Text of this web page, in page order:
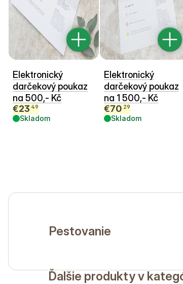
Elektronický
darčekový poukaz
na 500,- Kč
€23 49
Skladom
Elektronický
darčekový poukaz
na 1 500,- Kč
€70 29
Skladom
Pestovanie
Ďalšie produkty v